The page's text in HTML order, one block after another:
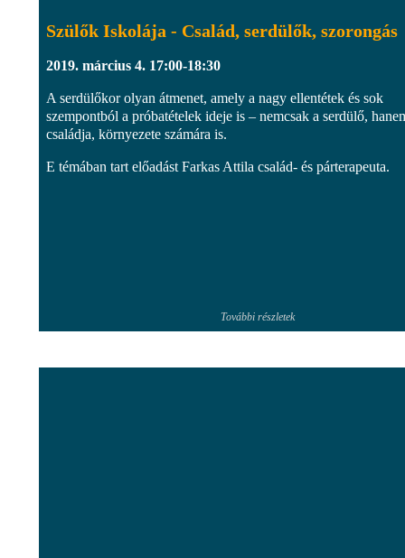
Szülők Iskolája - Család, serdülők, szorongás
2019. március 4. 17:00-18:30
A serdülőkor olyan átmenet, amely a nagy ellentétek és sok
szempontból a próbatételek ideje is – nemcsak a serdülő,
családja, környezete számára is.
E témában tart előadást Farkas Attila család- és párterapeuta.
További részletek